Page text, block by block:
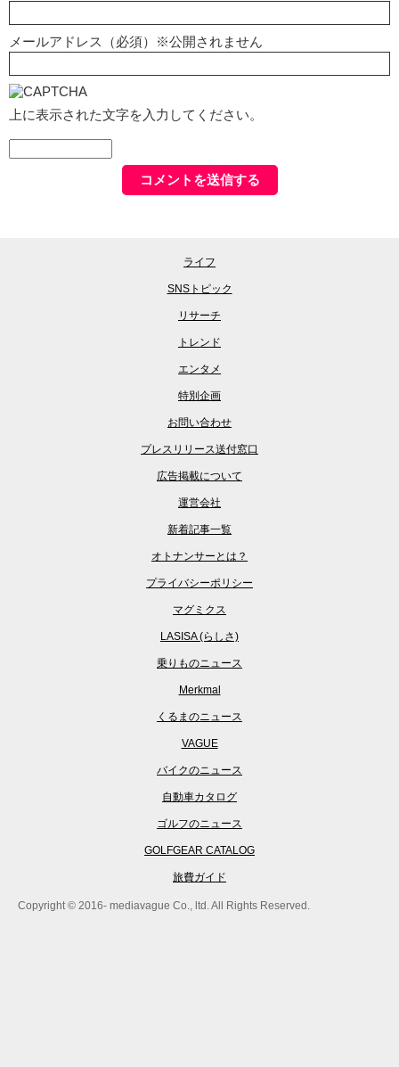
メールアドレス（必須）※公開されません
上に表示された文字を入力してください。
ライフ
SNSトピック
リサーチ
トレンド
エンタメ
特別企画
お問い合わせ
プレスリリース送付窓口
広告掲載について
運営会社
新着記事一覧
オトナンサーとは？
プライバシーポリシー
マグミクス
LASISA (らしさ)
乗りものニュース
Merkmal
くるまのニュース
VAGUE
バイクのニュース
自動車カタログ
ゴルフのニュース
GOLFGEAR CATALOG
旅費ガイド
Copyright © 2016- mediavague Co., ltd. All Rights Reserved.